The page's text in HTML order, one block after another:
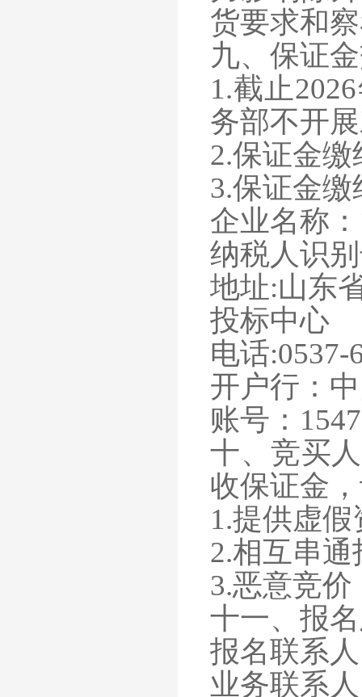
货要求和
九、保证
1.截止
务部不开
2.保证金缴
3.保证金
企业名称
纳税人识
地址:山东
投标中心
电话:0537-
开户行：
账号：
十、竞买
收保证金
1.提供虚
2.相互串
3.恶意竞
十一、报
报名联系
业务联系